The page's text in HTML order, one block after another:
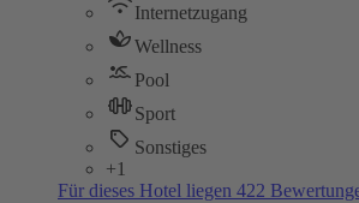
Internetzugang
Wellness
Pool
Sport
Sonstiges
+1
Für dieses Hotel liegen 422